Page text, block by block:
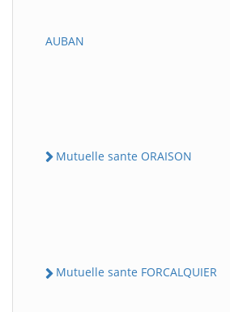
AUBAN
Mutuelle sante ORAISON
Mutuelle sante FORCALQUIER